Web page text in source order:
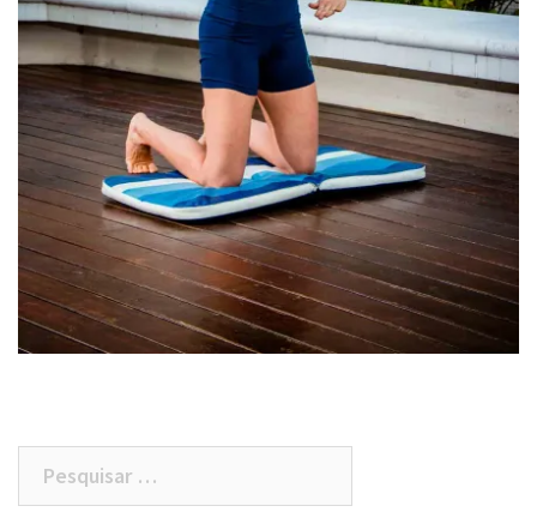
Pesquisar